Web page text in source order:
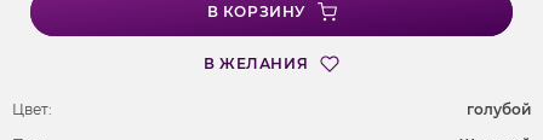
В КОРЗИНУ
В ЖЕЛАНИЯ
Цвет:
голубой